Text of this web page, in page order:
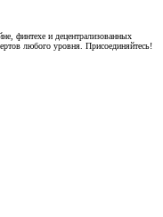
финтехе и децентрализованных
любого уровня. Присоединяйтесь!